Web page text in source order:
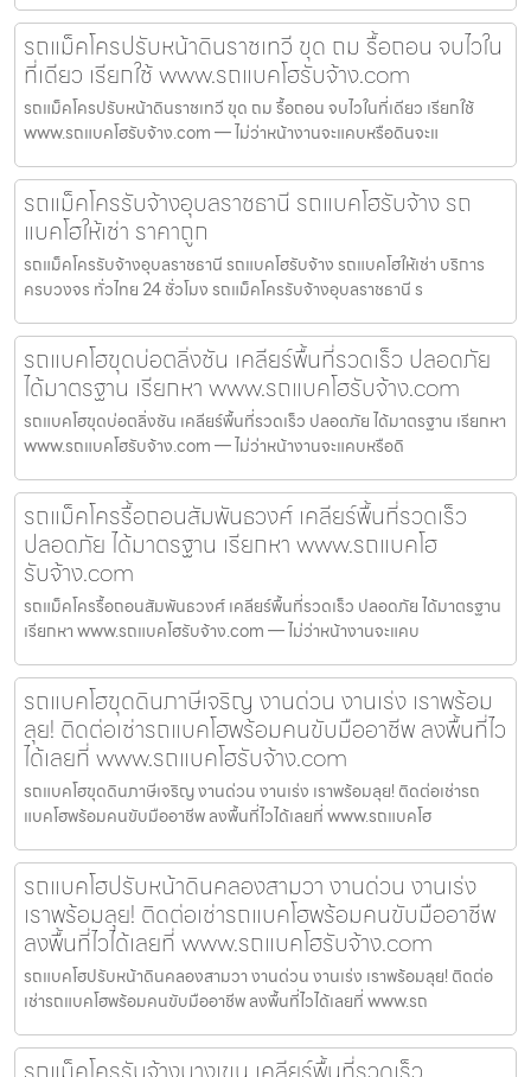
รถแม็คโครปรับหน้าดินราชเทวี ขุด ถม รื้อถอน จบไวใน
ที่เดียว เรียกใช้ www.รถแบคโฮรับจ้าง.com
รถแม็คโครปรับหน้าดินราชเทวี ขุด ถม รื้อถอน จบไวในที่เดียว เรียกใช้
www.รถแบคโฮรับจ้าง.com — ไม่ว่าหน้างานจะแคบหรือดินจะแ
รถแม็คโครรับจ้างอุบลราชธานี รถแบคโฮรับจ้าง รถ
แบคโฮให้เช่า ราคาถูก
รถแม็คโครรับจ้างอุบลราชธานี รถแบคโฮรับจ้าง รถแบคโฮให้เช่า บริการ
ครบวงจร ทั่วไทย 24 ชั่วโมง รถแม็คโครรับจ้างอุบลราชธานี ร
รถแบคโฮขุดบ่อตลิ่งชัน เคลียร์พื้นที่รวดเร็ว ปลอดภัย
ได้มาตรฐาน เรียกหา www.รถแบคโฮรับจ้าง.com
รถแบคโฮขุดบ่อตลิ่งชัน เคลียร์พื้นที่รวดเร็ว ปลอดภัย ได้มาตรฐาน เรียกหา
www.รถแบคโฮรับจ้าง.com — ไม่ว่าหน้างานจะแคบหรือดิ
รถแม็คโครรื้อถอนสัมพันธวงศ์ เคลียร์พื้นที่รวดเร็ว
ปลอดภัย ได้มาตรฐาน เรียกหา www.รถแบคโฮ
รับจ้าง.com
รถแม็คโครรื้อถอนสัมพันธวงศ์ เคลียร์พื้นที่รวดเร็ว ปลอดภัย ได้มาตรฐาน
เรียกหา www.รถแบคโฮรับจ้าง.com — ไม่ว่าหน้างานจะแคบ
รถแบคโฮขุดดินภาษีเจริญ งานด่วน งานเร่ง เราพร้อม
ลุย! ติดต่อเช่ารถแบคโฮพร้อมคนขับมืออาชีพ ลงพื้นที่ไว
ได้เลยที่ www.รถแบคโฮรับจ้าง.com
รถแบคโฮขุดดินภาษีเจริญ งานด่วน งานเร่ง เราพร้อมลุย! ติดต่อเช่ารถ
แบคโฮพร้อมคนขับมืออาชีพ ลงพื้นที่ไวได้เลยที่ www.รถแบคโฮ
รถแบคโฮปรับหน้าดินคลองสามวา งานด่วน งานเร่ง
เราพร้อมลุย! ติดต่อเช่ารถแบคโฮพร้อมคนขับมืออาชีพ
ลงพื้นที่ไวได้เลยที่ www.รถแบคโฮรับจ้าง.com
รถแบคโฮปรับหน้าดินคลองสามวา งานด่วน งานเร่ง เราพร้อมลุย! ติดต่อ
เช่ารถแบคโฮพร้อมคนขับมืออาชีพ ลงพื้นที่ไวได้เลยที่ www.รถ